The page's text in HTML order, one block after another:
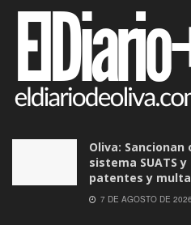
Oliva:
sistema SUATS
patentes y
7 DE AGOSTO DE 2026